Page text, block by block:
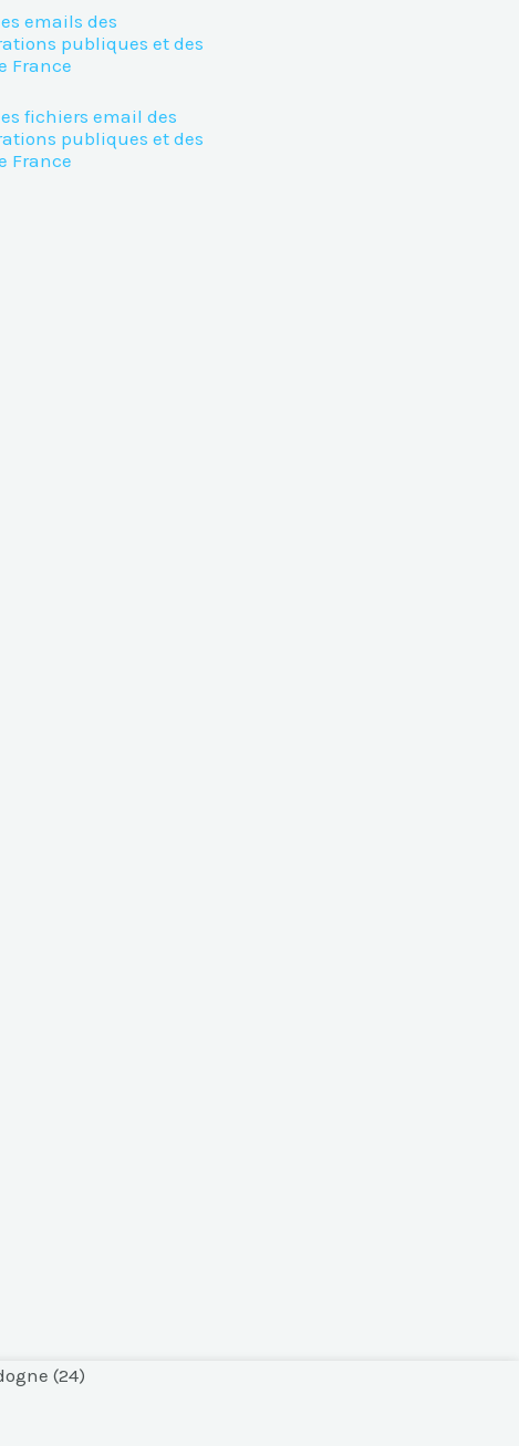
emails des
publiques et des
France
fichiers email des
publiques et des
France
(24)